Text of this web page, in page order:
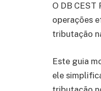
O DB
operações
tributação
Este guia
ele